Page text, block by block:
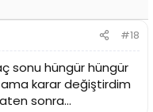
#18
sonu hüngür hüngür
ama karar değiştirdim
sonra...